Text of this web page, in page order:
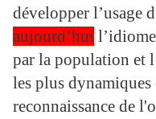
développer l’usage
aujourd’hui
par la population et
les plus
reconnaissance de